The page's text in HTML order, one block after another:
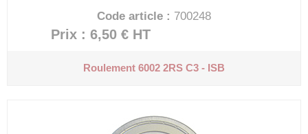
Code article : 700248
Prix : 6,50 € HT
Roulement 6002 2RS C3 - ISB